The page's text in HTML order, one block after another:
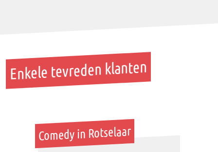
Enkele tevreden klanten
Comedy in Rotselaar